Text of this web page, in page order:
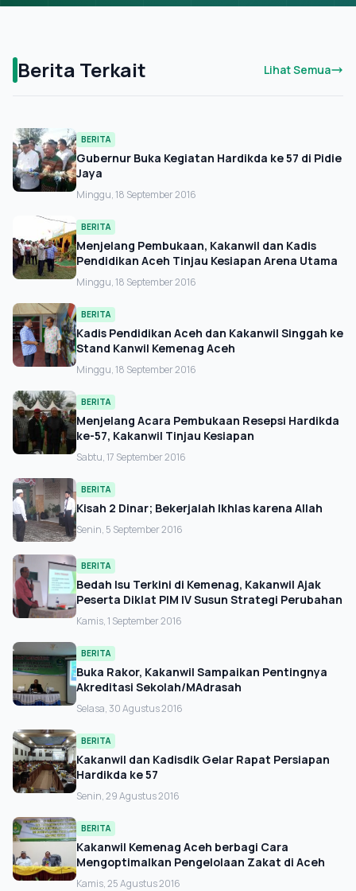
Berita Terkait Lihat Semua
BERITA
Gubernur Buka Kegiatan Hardikda ke 57 di Pidie
Jaya
Minggu, 18 September 2016
BERITA
Menjelang Pembukaan, Kakanwil dan Kadis
Pendidikan Aceh Tinjau Kesiapan Arena Utama
Minggu, 18 September 2016
BERITA
Kadis Pendidikan Aceh dan Kakanwil Singgah ke
Stand Kanwil Kemenag Aceh
Minggu, 18 September 2016
BERITA
Menjelang Acara Pembukaan Resepsi Hardikda
ke-57, Kakanwil Tinjau Kesiapan
Sabtu, 17 September 2016
BERITA
Kisah 2 Dinar; Bekerjalah Ikhlas karena Allah
Senin, 5 September 2016
BERITA
Bedah Isu Terkini di Kemenag, Kakanwil Ajak
Peserta Diklat PIM IV Susun Strategi Perubahan
Kamis, 1 September 2016
BERITA
Buka Rakor, Kakanwil Sampaikan Pentingnya
Akreditasi Sekolah/MAdrasah
Selasa, 30 Agustus 2016
BERITA
Kakanwil dan Kadisdik Gelar Rapat Persiapan
Hardikda ke 57
Senin, 29 Agustus 2016
BERITA
Kakanwil Kemenag Aceh berbagi Cara
Mengoptimalkan Pengelolaan Zakat di Aceh
Kamis, 25 Agustus 2016